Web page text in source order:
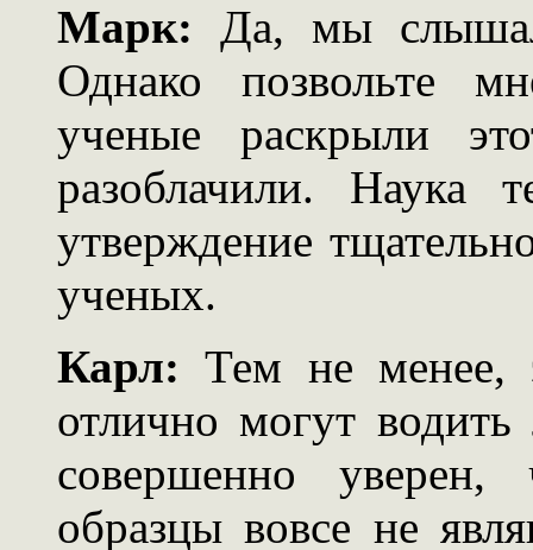
Марк: Да, мы
Однако позвольте
ученые раскрыли
разоблачили.
утверждение
ученых.
Карл: Тем не менее,
отлично могут
совершенно
образцы вовсе не